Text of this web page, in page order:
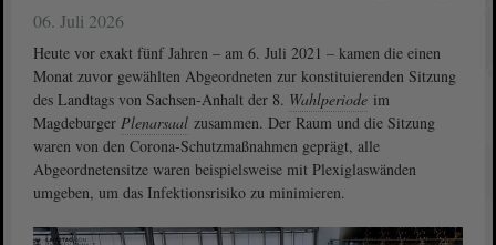
06. Juli 2026
Heute vor exakt fünf Jahren – am 6. Juli 2021 – kamen die einen
Monat zuvor gewählten Abgeordneten zur konstituierenden Sitzung
des Landtags von Sachsen-Anhalt der 8. Wahlperiode im
Magdeburger Plenarsaal zusammen. Der Raum und die Sitzung
waren von den Corona-Schutzmaßnahmen geprägt, alle
Abgeordnetensitze waren beispielsweise mit Plexiglaswänden
umgeben, um das Infektionsrisiko zu minimieren.